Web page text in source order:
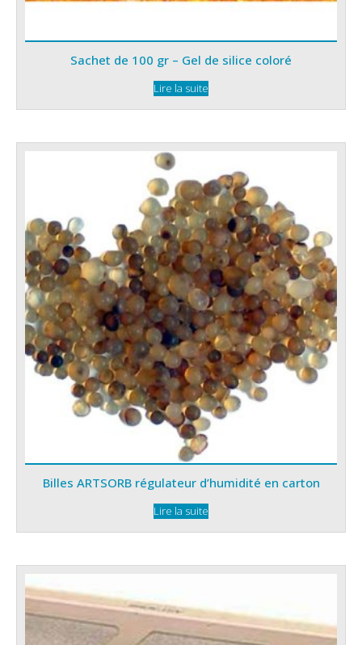
Sachet de 100 gr – Gel de silice coloré
Lire la suite
Billes ARTSORB régulateur d’humidité en carton
Lire la suite